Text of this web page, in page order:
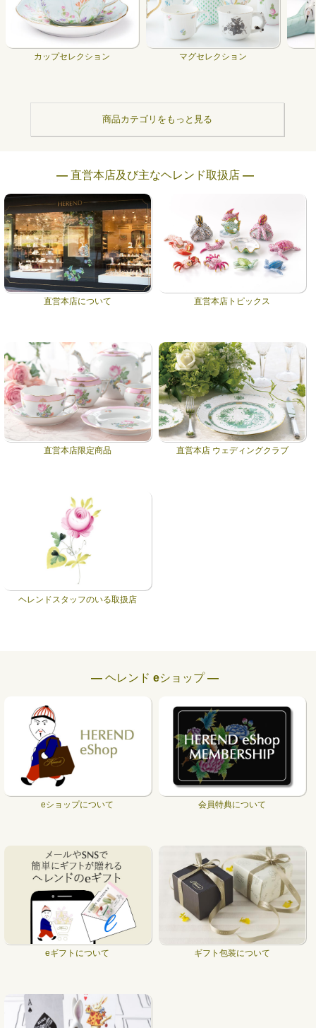
カップセレクション マグセレクション
商品カテゴリをもっと見る
― 直営本店及び主なヘレンド取扱店 ―
直営本店について 直営本店トピックス
直営本店限定商品 直営本店 ウェディングクラブ
ヘレンドスタッフのいる取扱店
― ヘレンド eショップ ―
eショップについて 会員特典について
eギフトについて ギフト包装について